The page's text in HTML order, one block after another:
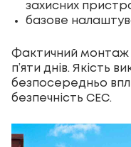
захисних
базове
Фактичний монтаж
п’яти днів. Якість
безпосередньо
безпечність СЕС.